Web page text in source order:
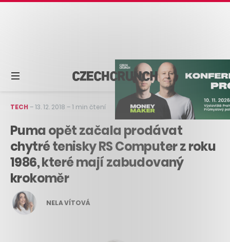
TECH –13. 12. 2018 –1 min čtení
Puma opět začala prodávat
chytré tenisky RS Computer z roku
1986, které mají zabudovaný
krokoměr
NELA VÍTOVÁ